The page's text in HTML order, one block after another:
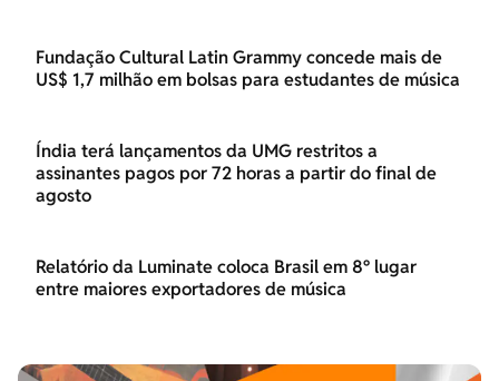
Fundação Cultural Latin Grammy concede mais de
US$ 1,7 milhão em bolsas para estudantes de música
Índia terá lançamentos da UMG restritos a
assinantes pagos por 72 horas a partir do final de
agosto
Relatório da Luminate coloca Brasil em 8º lugar
entre maiores exportadores de música